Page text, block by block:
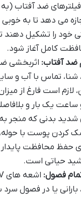
ضد آفتاب (به
می دهد تا به
خود را تشکیل دهند
کامل آغاز شود.
ضد آفتاب: اثربخشی
شنا، تماس با آب
ساعت یک بار و
بدنی که منجر
کردن پوست با
حفظ محافظت
حیاتی است.
فصول:
بارانی یا در فصول